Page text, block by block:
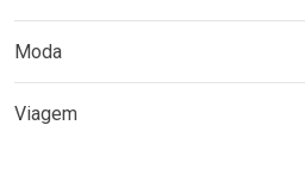
Moda
Viagem